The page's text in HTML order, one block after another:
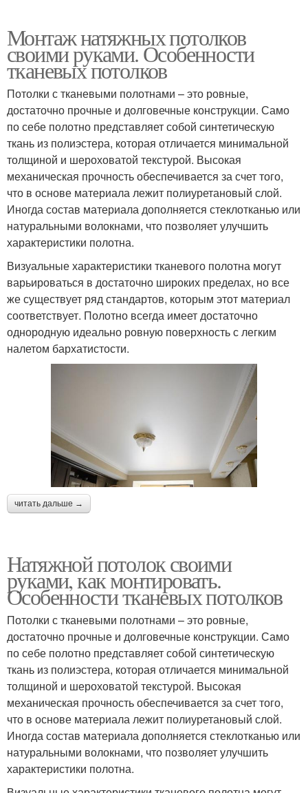
Монтаж натяжных потолков
своими руками. Особенности
тканевых потолков
Потолки с тканевыми полотнами – это ровные,
достаточно прочные и долговечные конструкции. Само
по себе полотно представляет собой синтетическую
ткань из полиэстера, которая отличается минимальной
толщиной и шероховатой текстурой. Высокая
механическая прочность обеспечивается за счет того,
что в основе материала лежит полиуретановый слой.
Иногда состав материала дополняется стеклотканью или
натуральными волокнами, что позволяет улучшить
характеристики полотна.
Визуальные характеристики тканевого полотна могут
варьироваться в достаточно широких пределах, но все
же существует ряд стандартов, которым этот материал
соответствует. Полотно всегда имеет достаточно
однородную идеально ровную поверхность с легким
налетом бархатистости.
читать дальше →
Натяжной потолок своими
руками, как монтировать.
Особенности тканевых потолков
Потолки с тканевыми полотнами – это ровные,
достаточно прочные и долговечные конструкции. Само
по себе полотно представляет собой синтетическую
ткань из полиэстера, которая отличается минимальной
толщиной и шероховатой текстурой. Высокая
механическая прочность обеспечивается за счет того,
что в основе материала лежит полиуретановый слой.
Иногда состав материала дополняется стеклотканью или
натуральными волокнами, что позволяет улучшить
характеристики полотна.